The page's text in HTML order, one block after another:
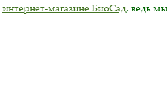
интернет-магазине БиоСад, ведь мы